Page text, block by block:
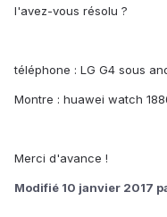
l'avez-vous résolu ?
téléphone : LG G4 sous
Montre : huawei watch
Merci d'avance !
Modifié 10 janvier 2017